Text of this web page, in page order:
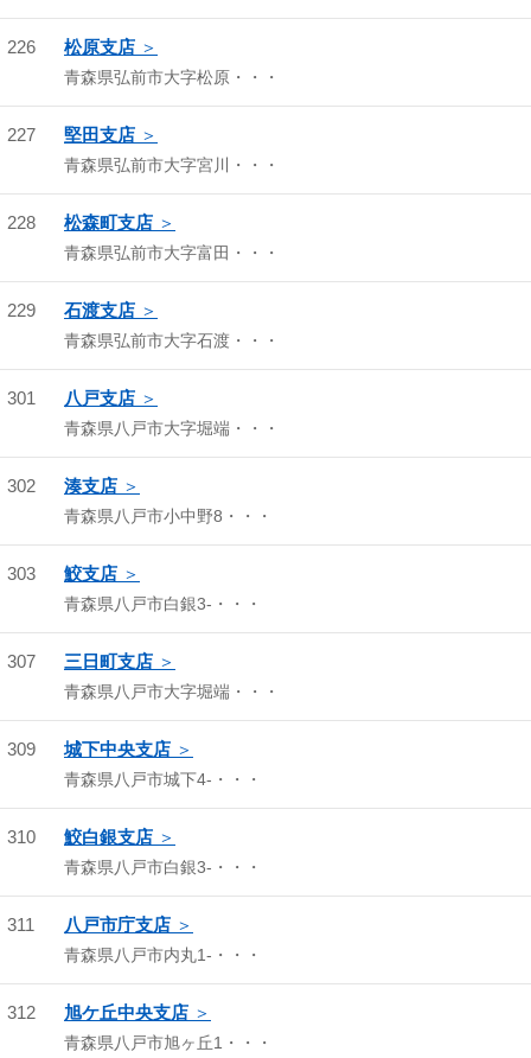
226 松原支店
青森県弘前市大字松原・・・
227 堅田支店
青森県弘前市大字宮川・・・
228 松森町支店
青森県弘前市大字富田・・・
229 石渡支店
青森県弘前市大字石渡・・・
301 八戸支店
青森県八戸市大字堀端・・・
302 湊支店
青森県八戸市小中野8・・・
303 鮫支店
青森県八戸市白銀3-・・・
307 三日町支店
青森県八戸市大字堀端・・・
309 城下中央支店
青森県八戸市城下4-・・・
310 鮫白銀支店
青森県八戸市白銀3-・・・
311 八戸市庁支店
青森県八戸市内丸1-・・・
312 旭ケ丘中央支店
青森県八戸市旭ヶ丘1・・・